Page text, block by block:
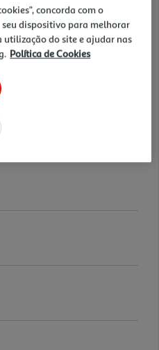
1500R TAXA
FREESYNCT MODO LEITURA
NTSC 72% (CIE1931
concorda com o
dispositivo para melhorar
utilização do site e ajudar nas
Política de Cookies